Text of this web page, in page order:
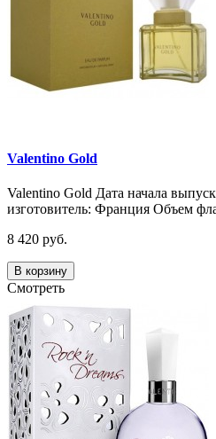
Valentino Gold
Valentino Gold Дата начала
изготовитель: Франция Объем
8 420 руб.
В корзину
Смотреть